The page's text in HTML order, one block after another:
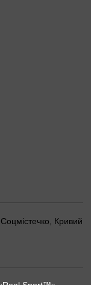
Кривий